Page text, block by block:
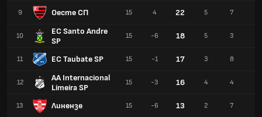
9 Оесте СП
10
EC Santo Andre
SP
11 EC Taubate SP
12
AA Internacional
Limeira SP
13 Линензе
15 4 22 5 7
15 -6 18 5 3
15 -1 17 3 8
15 -3 16 4 4
15 -6 13 2 7